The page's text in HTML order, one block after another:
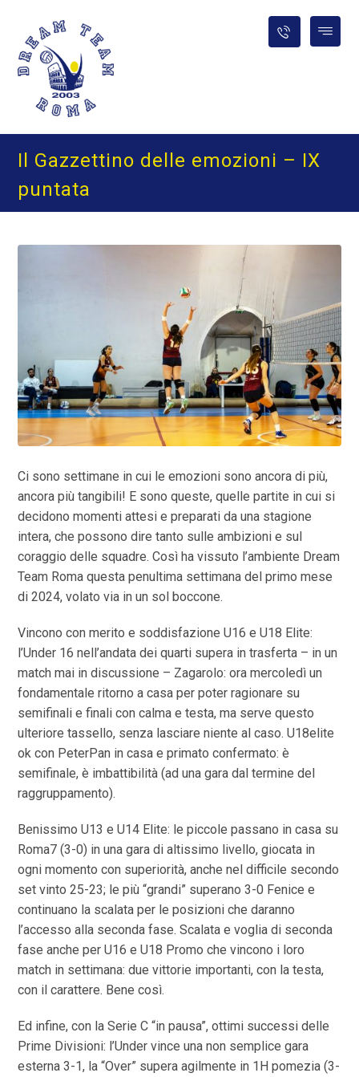
Il Gazzettino delle emozioni – IX
puntata
Ci sono settimane in cui le emozioni sono ancora di più,
ancora più tangibili! E sono queste, quelle partite in cui si
decidono momenti attesi e preparati da una stagione
intera, che possono dire tanto sulle ambizioni e sul
coraggio delle squadre. Così ha vissuto l’ambiente Dream
Team Roma questa penultima settimana del primo mese
di 2024, volato via in un sol boccone.
Vincono con merito e soddisfazione U16 e U18 Elite:
l’Under 16 nell’andata dei quarti supera in trasferta – in un
match mai in discussione – Zagarolo: ora mercoledì un
fondamentale ritorno a casa per poter ragionare su
semifinali e finali con calma e testa, ma serve questo
ulteriore tassello, senza lasciare niente al caso. U18elite
ok con PeterPan in casa e primato confermato: è
semifinale, è imbattibilità (ad una gara dal termine del
raggruppamento).
Benissimo U13 e U14 Elite: le piccole passano in casa su
Roma7 (3-0) in una gara di altissimo livello, giocata in
ogni momento con superiorità, anche nel difficile secondo
set vinto 25-23; le più “grandi” superano 3-0 Fenice e
continuano la scalata per le posizioni che daranno
l’accesso alla seconda fase. Scalata e voglia di seconda
fase anche per U16 e U18 Promo che vincono i loro
match in settimana: due vittorie importanti, con la testa,
con il carattere. Bene così.
Ed infine, con la Serie C “in pausa”, ottimi successi delle
Prime Divisioni: l’Under vince una non semplice gara
esterna 3-1, la “Over” supera agilmente in 1H pomezia (3-